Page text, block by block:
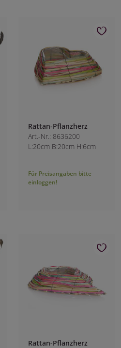
Rattan-Pflanzherz
Art.-Nr.: 8636200
L:20cm B:20cm H:6cm
Für Preisangaben bitte
einloggen!
Rattan-Pflanzherz